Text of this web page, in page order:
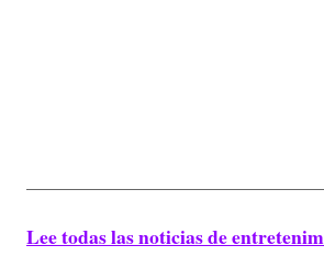
Lee todas las noticias de